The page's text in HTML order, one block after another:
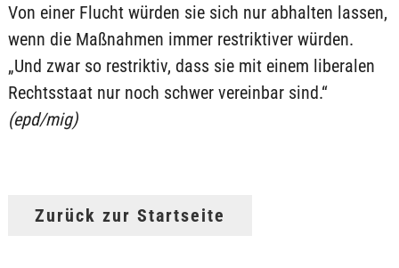
Von einer Flucht würden sie sich nur abhalten lassen,
wenn die Maßnahmen immer restriktiver würden.
„Und zwar so restriktiv, dass sie mit einem liberalen
Rechtsstaat nur noch schwer vereinbar sind.“
(epd/mig)
Zurück zur Startseite